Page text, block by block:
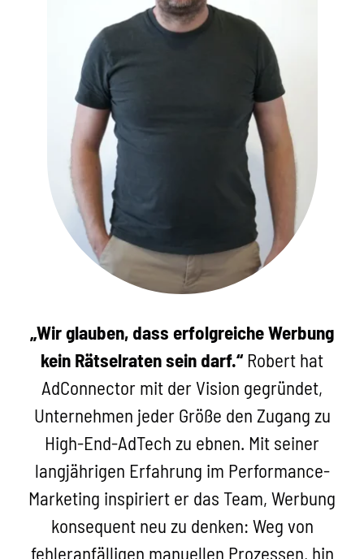
„Wir glauben, dass erfolgreiche Werbung
kein Rätselraten sein darf.“Robert hat
AdConnector mit der Vision gegründet,
Unternehmen jeder Größe den Zugang zu
High-End-AdTech zu ebnen. Mit seiner
langjährigen Erfahrung im Performance-
Marketing inspiriert er das Team, Werbung
konsequent neu zu denken: Weg von
fehleranfälligen manuellen Prozessen, hin